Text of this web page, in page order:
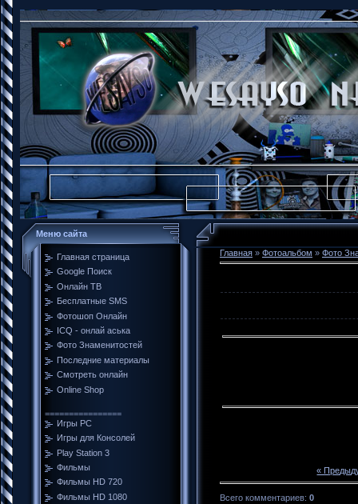
Меню сайта
Главная страница
Google Поиск
Онлайн ТВ
Бесплатные SMS
Фотошоп Онлайн
ICQ - онлай аська
Фото Знаменитостей
Последние материалы
Смотреть онлайн
Online Shop
================
Игры PC
Игры для Консолей
Play Station 3
Фильмы
Фильмы HD 720
Фильмы HD 1080
Главная » Фотоальбом » Фото
«
Всего комментариев: 0